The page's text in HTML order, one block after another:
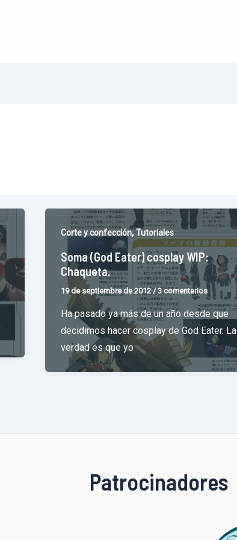
Corte y confección,Tutoriales
Soma (God Eater) cosplay WIP:
Chaqueta.
19 de septiembre de 2012/3 comentarios
Ha pasado ya más de un año desde que
decidimos hacer cosplay de God Eater. La
verdad es que yo
Patrocinadores